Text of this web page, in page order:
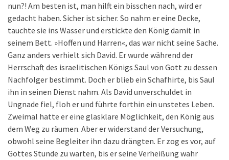
nun?! Am besten ist, man hilft ein bisschen nach, wird er
gedacht haben. Sicher ist sicher. So nahm er eine Decke,
tauchte sie ins Wasser und erstickte den König damit in
seinem Bett. »Hoffen und Harren«, das war nicht seine Sache.
Ganz anders verhielt sich David. Er wurde während der
Herrschaft des israelitischen Königs Saul von Gott zu dessen
Nachfolger bestimmt. Doch er blieb ein Schafhirte, bis Saul
ihn in seinen Dienst nahm. Als David unverschuldet in
Ungnade fiel, floh er und führte forthin ein unstetes Leben.
Zweimal hatte er eine glasklare Möglichkeit, den König aus
dem Weg zu räumen. Aber er widerstand der Versuchung,
obwohl seine Begleiter ihn dazu drängten. Er zog es vor, auf
Gottes Stunde zu warten, bis er seine Verheißung wahr